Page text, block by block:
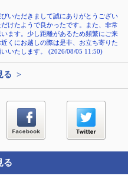
いただきまして誠にありがとうござい
けたようで良かったです。また、非常
ます。少し距離があるため頻繁にご来
くにお越しの際は是非、お立ち寄りた
いたします。 (2026/08/05 11:50)
る >
る